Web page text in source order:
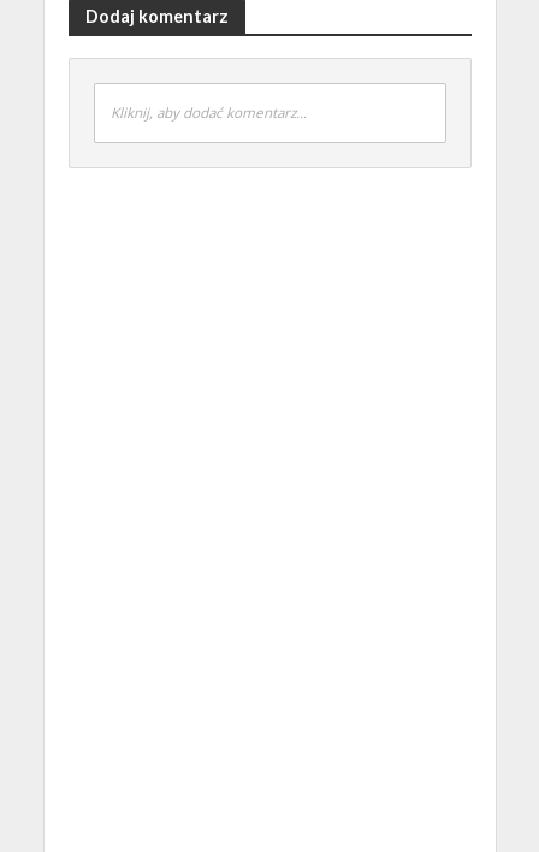
Dodaj komentarz
Kliknij, aby dodać komentarz...